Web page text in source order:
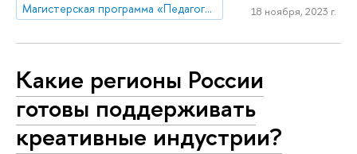
Магистерская программа «Педагогическое образование»
18 ноября, 2023 г.
Какие регионы России
готовы поддерживать
креативные индустрии?